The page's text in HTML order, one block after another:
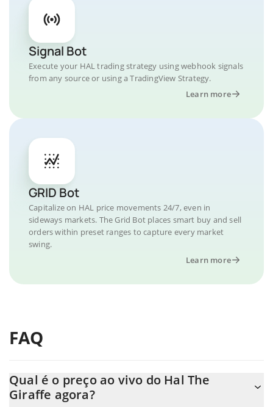
Signal Bot
Execute your HAL trading strategy using webhook signals
from any source or using a TradingView Strategy.
Learn more
GRID Bot
Capitalize on HAL price movements 24/7, even in
sideways markets. The Grid Bot places smart buy and sell
orders within preset ranges to capture every market
swing.
Learn more
FAQ
Qual é o preço ao vivo do Hal The
Giraffe agora?